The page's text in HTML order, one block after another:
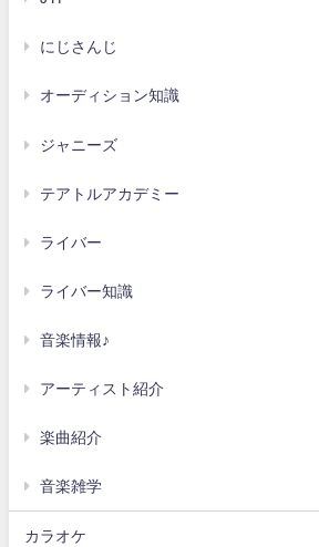
にじさんじ
オーディション知識
ジャニーズ
テアトルアカデミー
ライバー
ライバー知識
音楽情報♪
アーティスト紹介
楽曲紹介
音楽雑学
カラオケ